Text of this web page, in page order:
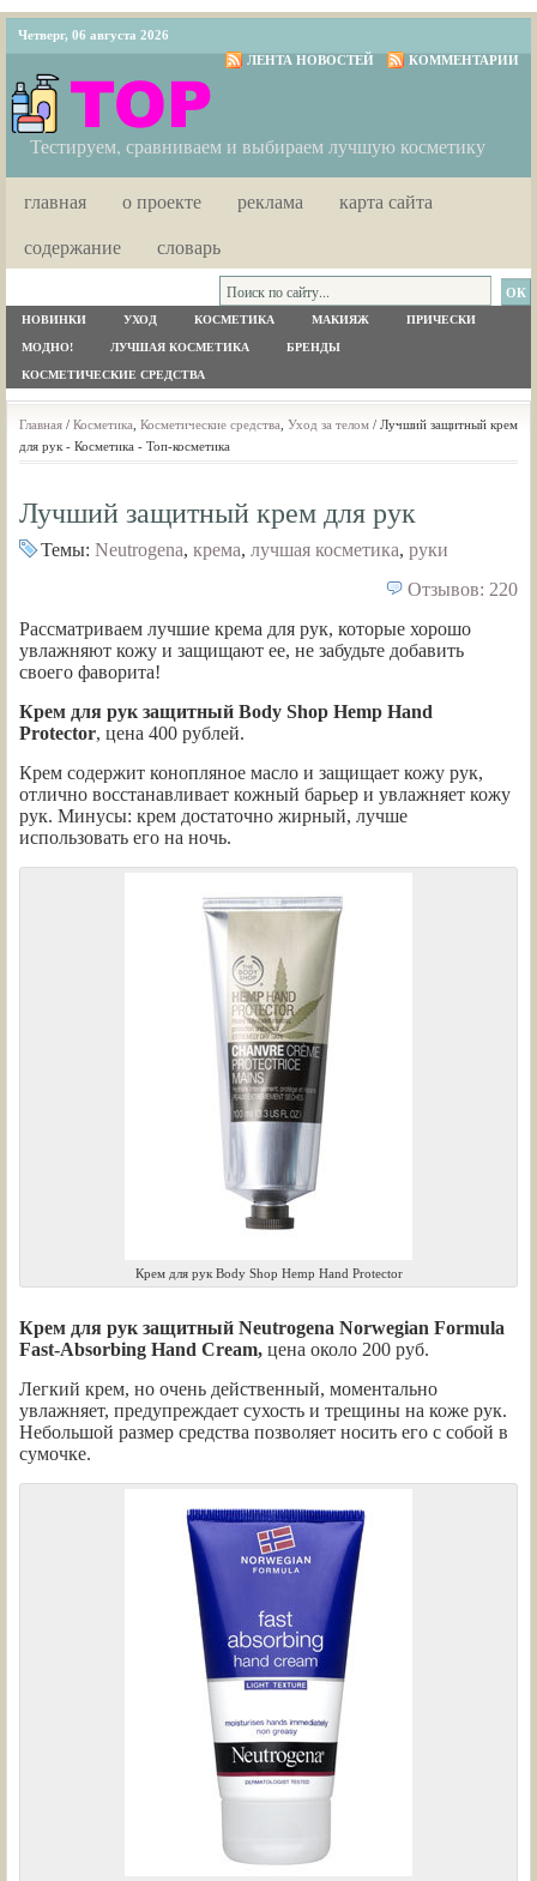
Четверг, 06 августа 2026
ЛЕНТА НОВОСТЕЙ
КОММЕНТАРИИ
Тестируем, сравниваем и выбираем лучшую косметику
главная о проекте реклама
карта сайта
содержание
словарь
НОВИНКИ УХОД КОСМЕТИКА МАКИЯЖ ПРИЧЕСКИ
МОДНО! ЛУЧШАЯ КОСМЕТИКА БРЕНДЫ
КОСМЕТИЧЕСКИЕ СРЕДСТВА
Главная / Косметика Косметические средства Уход за телом / Лучший защитный крем
для рук - Косметика - Топ-косметика
Лучший защитный крем для рук
Темы: Neutrogena, крема, лучшая косметика, руки
Отзывов: 220
Рассматриваем лучшие крема для рук, которые хорошо
увлажняют кожу и защищают ее, не забудьте добавить
своего фаворита!
Крем для рук защитный Body Shop Hemp Hand
Protector, цена 400 рублей.
Крем содержит конопляное масло и защищает кожу рук,
отлично восстанавливает кожный барьер и увлажняет кожу
рук. Минусы: крем достаточно жирный, лучше
использовать его на ночь.
Крем для рук Body Shop Hemp Hand Protector
Крем для рук защитный Neutrogena Norwegian Formula
Fast-Absorbing Hand Cream, цена около 200 руб.
Легкий крем, но очень действенный, моментально
увлажняет, предупреждает сухость и трещины на коже рук.
Небольшой размер средства позволяет носить его с собой в
сумочке.